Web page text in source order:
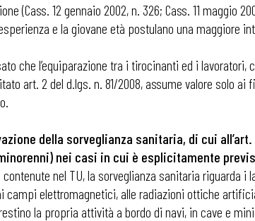
12 gennaio 2002, n. 326; Cass. 11 maggio
e la giovane età postulano una maggiore
che l’equiparazione tra i tirocinanti ed i
art. 2 del d.lgs. n. 81/2008, assume valore solo ai
della sorveglianza sanitaria, di cui
nei casi in cui è esplicitamente
nel TU, la sorveglianza sanitaria riguarda i
campi elettromagnetici, alle radiazioni ottiche
la propria attività a bordo di navi, in cave e